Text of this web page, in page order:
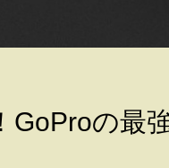
GoProの最